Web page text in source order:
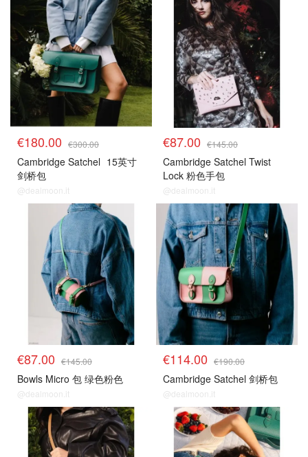
€180.00 €300.00
Cambridge Satchel 15英寸
剑桥包
@dealmoon.it
€87.00 €145.00
Cambridge Satchel Twist
Lock 粉色手包
@dealmoon.it
€87.00 €145.00
Bowls Micro 包 绿色粉色
@dealmoon.it
€114.00 €190.00
Cambridge Satchel 剑桥包
@dealmoon.it